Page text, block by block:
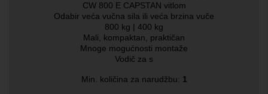
CW 800 E CAPSTAN vitlom
Odabir veća vučna sila ili veća brzina vuče
800 kg | 400 kg
Mali, kompaktan, praktičan
Mnoge mogućnosti montaže
Vodič za s
Min. količina za narudžbu: 1